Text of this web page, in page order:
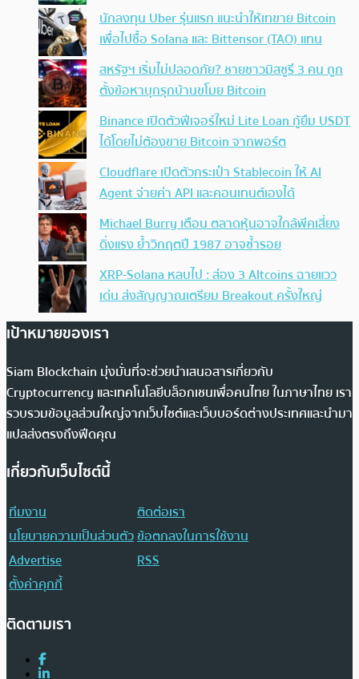
นักลงทุน Uber รุ่นแรก แนะนำให้เทขาย Bitcoin
เพื่อไปซื้อ Solana และ Bittensor (TAO) แทน
สหรัฐฯ เริ่มไม่ปลอดภัย? ชายชาวมิสซูรี 3 คน ถูก
ตั้งข้อหาบุกรุกบ้านขโมย Bitcoin
Binance เปิดตัวฟีเจอร์ใหม่ Lite Loan กู้ยืม USDT
ได้โดยไม่ต้องขาย Bitcoin จากพอร์ต
Cloudflare เปิดตัวกระเป๋า Stablecoin ให้ AI
Agent จ่ายค่า API และคอนเทนต์เองได้
Michael Burry เตือน ตลาดหุ้นอาจใกล้พีคเสี่ยง
ดิ่งแรง ย้ำวิกฤตปี 1987 อาจซ้ำรอย
XRP-Solana หลบไป : ส่อง 3 Altcoins ฉายแวว
เด่น ส่งสัญญาณเตรียม Breakout ครั้งใหญ่
เป้าหมายของเรา
Siam Blockchain มุ่งมั่นที่จะช่วยนำเสนอสารเกี่ยวกับ
Cryptocurrency และเทคโนโลยีบล็อกเชนเพื่อคนไทย ในภาษาไทย เรา
รวบรวมข้อมูลส่วนใหญ่จากเว็บไซต์และเว็บบอร์ดต่างประเทศและนำมา
แปลส่งตรงถึงฟีดคุณ
เกี่ยวกับเว็บไซต์นี้
ทีมงาน
ติดต่อเรา
นโยบายความเป็นส่วนตัวข้อตกลงในการใช้งาน
Advertise
RSS
ตั้งค่าคุกกี้
ติดตามเรา